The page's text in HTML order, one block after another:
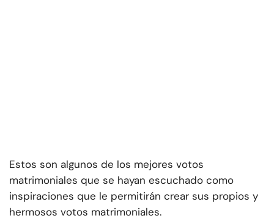
Estos son algunos de los mejores votos
matrimoniales que se hayan escuchado como
inspiraciones que le permitirán crear sus propios y
hermosos votos matrimoniales.